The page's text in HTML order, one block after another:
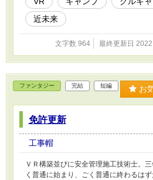
近未来
文字数 964 最終更新日
ファンタジー 完結 短編 お
免許更新
工事帽
ＶＲ構築並びに安全管理施工技術士。
く普通に始まり、ごく普通に終わるはず